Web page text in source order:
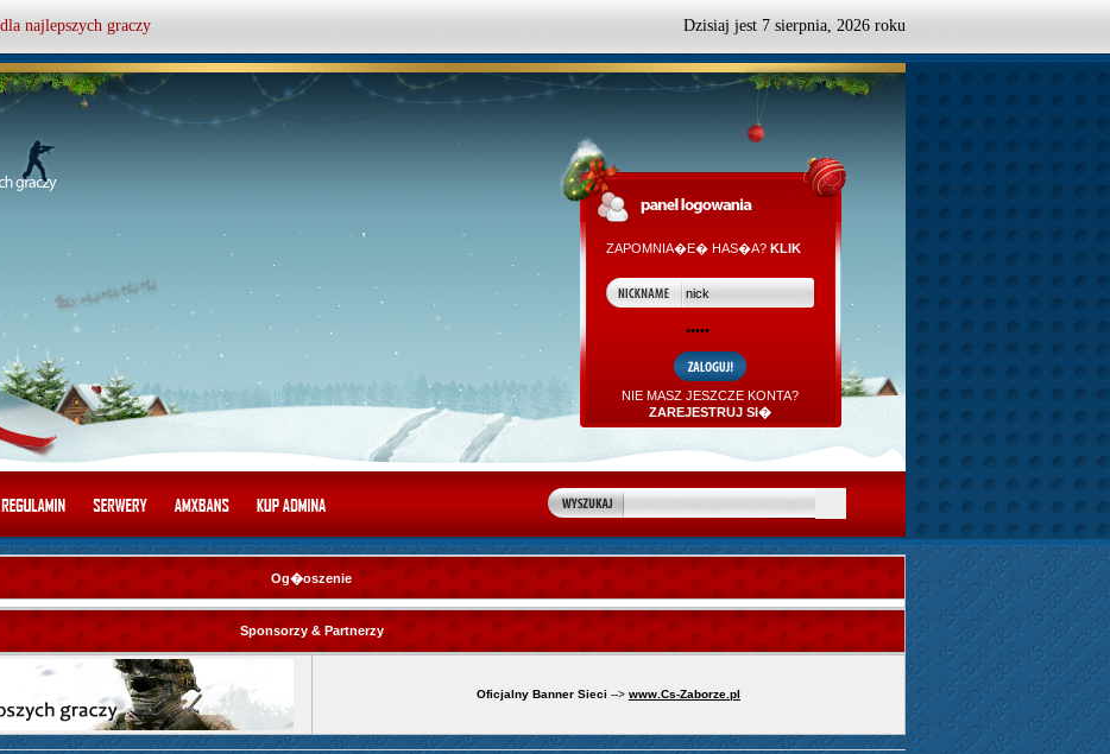
najlepszych graczy Dzisiaj jest 7 sierpnia, 2026 roku
ZAPOMNIA�E� HAS�A? KLIK
NIE MASZ JESZCZE KONTA?
ZAREJESTRUJ SI�
Og�oszenie
Sponsorzy & Partnerzy
Oficjalny Banner Sieci --> www.Cs-Zaborze.pl